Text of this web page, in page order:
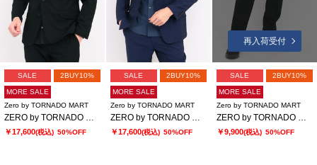
SALE 2BUY10%
MORE SALE
Zero by TORNADO MART
ZERO by TORNADO MART∴TRブライトストレッチジャカードジャケット
￥17,600(税込) 50%OFF
SALE 2BUY10%
MORE SALE
Zero by TORNADO MART
ZERO by TORNADO MART∴TRブライトストレッチジャカードジャケット
￥17,600(税込) 50%OFF
再入荷受付
SALE 2BUY10%
MORE SALE
Zero by TORNADO MART
ZERO by TORNADO MART∴TRブライトストレッチジャカードスラックス
￥9,900(税込) 50%OFF